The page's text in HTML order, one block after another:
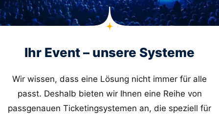
Ihr Event – unsere Systeme
Wir wissen, dass eine Lösung nicht immer für alle
passt. Deshalb bieten wir Ihnen eine Reihe von
passgenauen Ticketingsystemen an, die speziell für